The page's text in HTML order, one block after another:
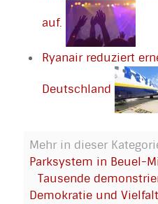
auf.
Ryanair reduziert
Deutschland
Mehr in dieser
Parksystem in Beuel-
Tausende
Demokratie und